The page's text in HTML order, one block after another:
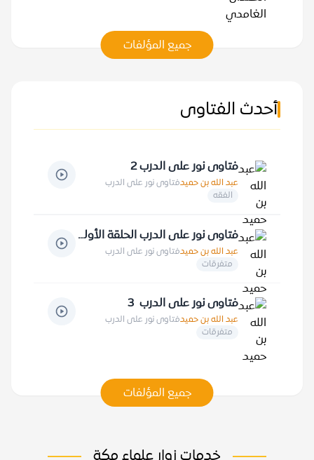
جميع المؤلفات
أحدث الفتاوى
فتاوى نور على الدرب 2
عبد الله بن حميدفتاوى نور على الدرب
الفقه
فتاوى نور على الدرب الحلقة الأولى
عبد الله بن حميدفتاوى نور على الدرب
متفرقات
فتاوى نور على الدرب 3
عبد الله بن حميدفتاوى نور على الدرب
متفرقات
جميع المؤلفات